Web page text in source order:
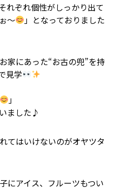
れぞれ個性がしっかり出て
〜
」となっておりました
家にあった“お古の兜”を持
見学
」
ました♪
てはいけないのがオヤツタ
にアイス、フルーツもつい